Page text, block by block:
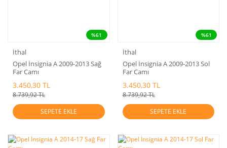
%61
İthal
Opel İnsignia A 2009-2013 Sağ
Far Camı
3.450,30 TL
8.739,92 TL
SEPETE EKLE
%61
İthal
Opel İnsignia A 2009-2013 Sol
Far Camı
3.450,30 TL
8.739,92 TL
SEPETE EKLE